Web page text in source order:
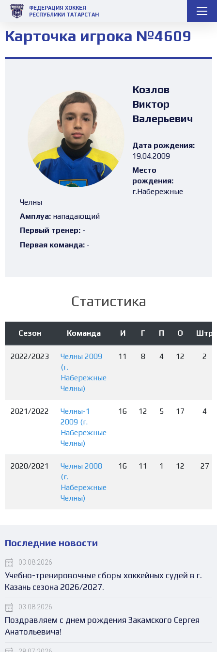
ФЕДЕРАЦИЯ ХОККЕЯ
РЕСПУБЛИКИ ТАТАРСТАН
Карточка игрока №4609
Козлов
Виктор
Валерьевич
Дата рождения:
19.04.2009
Место
рождения:
г.Набережные
Челны
Амплуа: нападающий
Первый тренер: -
Первая команда: -
Статистика
Сезон Команда И Г П О Штр
2022/2023
Челны 2009
(г.
Набережные
Челны)
11 8 4 12 2
2021/2022
Челны-1
2009 (г.
Набережные
Челны)
16 12 5 17 4
2020/2021
Челны 2008
(г.
Набережные
Челны)
16 11 1 12 27
Последние новости
03.08.2026
Учебно-тренировочные сборы хоккейных судей в г.
Казань сезона 2026/2027.
03.08.2026
Поздравляем с днем рождения Закамского Сергея
Анатольевича!